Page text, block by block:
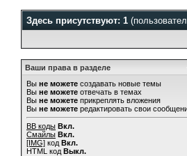
Здесь присутствуют: 1
Ваши права в разделе
Вы не можете создавать новые темы
Вы не можете отвечать в темах
Вы не можете прикреплять вложения
Вы не можете редактировать свои
BB коды Вкл.
Смайлы Вкл.
[IMG] код Вкл.
HTML код Выкл.